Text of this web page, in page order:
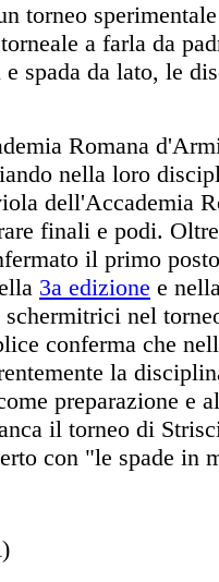
torneo
a farla da
e spada da lato, le
Romana
nella loro
dell'Accademia
finali e podi.
il primo
3a edizione e
nel
conferma che
la
preparazione e
il torneo di
con "le spade in